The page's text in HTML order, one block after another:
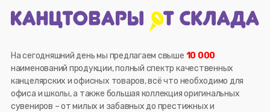
На сегодняшний день мы предлагаем свыше 10 000
наименований продукции, полный спектр качественных
канцелярских и офисных товаров, всё что необходимо для
офиса и школы, а также большая коллекция оригинальных
сувениров – от милых и забавных до престижных и